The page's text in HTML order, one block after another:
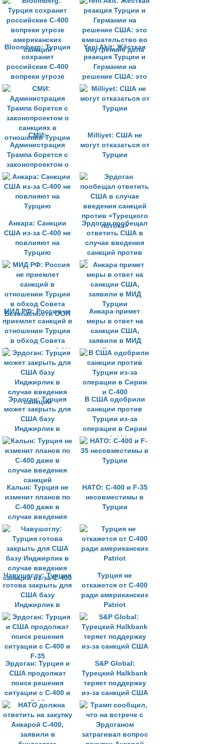
Bloomberg: Турция
сохранит
российские С-400
вопреки угрозе
американских
санкций
Yeni Akit: Жёсткая
реакция Турции и
Германии на
решение США: это
вмешательство во
внутренние дела
СМИ:
Администрация
Трампа борется с
законопроектом о
санкциях в
отношении Турции
Milliyet: США не
могут отказаться от
Турции
Анкара: Санкции
США из-за С-400 не
повлияют на
Турцию
Эрдоган пообещал
ответить США в
случае введения
санкций против
«Турецкого потока»
МИД РФ: Россия не
приемлет санкций в
отношении Турции
в обход Совета
Безопасности ООН
Анкара примет
меры в ответ на
санкции США,
заявили в МИД
Турции
Эрдоган: Турция
может закрыть для
США базу
Инджирлик в
случае введения
санкций
В США одобрили
санкции против
Турции из-за
операции в Сирии
и С-400
Калын: Турция не
изменит планов по
С-400 даже в
случае введения
санкций
НАТО: С-400 и F-35
несовместимы в
Турции
Чавушоглу: Турция
готова закрыть для
США базу
Инджирлик в
случае введения
санкций из-за С-400
Турция не
откажется от С-400
ради американских
Patriot
Эрдоган: Турция и
США продолжат
поиск решения
ситуации с С-400 и
F-35
S&P Global:
Турецкий Halkbank
теряет поддержку
из-за санкций США